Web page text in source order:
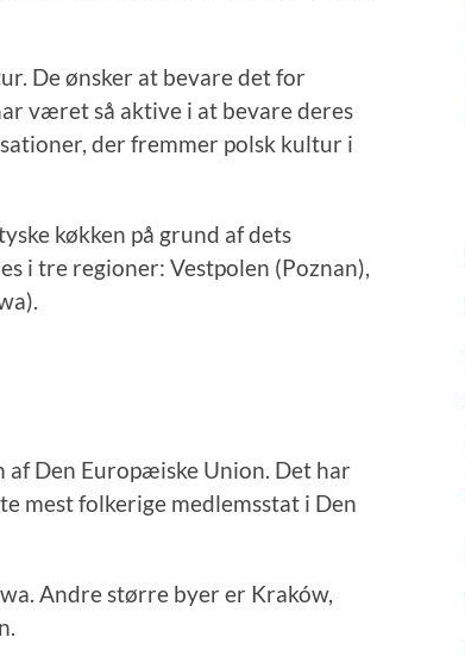
De ønsker at bevare det for
været så aktive i at bevare deres
der fremmer polsk kultur i
køkken på grund af dets
i tre regioner: Vestpolen (Poznan),
af Den Europæiske Union. Det har
mest folkerige medlemsstat i Den
Andre større byer er Kraków,